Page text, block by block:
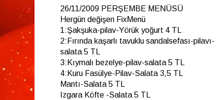
26/11/2009 PERŞEMBE MENÜSÜ
Hergün değişen FixMenü
1:Şakşuka-pilav-Yörük yoğurt 4 TL
2:Fırında kaşarlı tavuklu sandalsefası-pilavı-
salata 5 TL
3:Kıymalı bezelye-pilav-salata 5 TL
4:Kuru Fasülye-Pilav-Salata 3,5 TL
Mantı-Salata 5 TL
Izgara Köfte -Salata 5 TL